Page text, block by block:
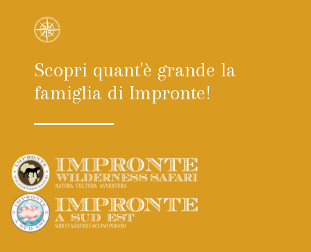
Scopri quant'è grande la
famiglia di Impronte!